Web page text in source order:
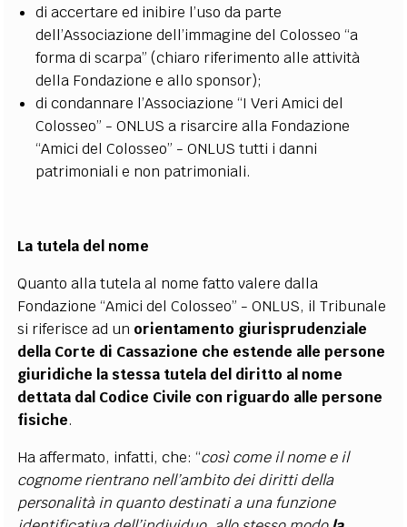
di accertare ed inibire l’uso da parte
dell’Associazione dell’immagine del Colosseo “a
forma di scarpa” (chiaro riferimento alle attività
della Fondazione e allo sponsor);
di condannare l’Associazione “I Veri Amici del
Colosseo” - ONLUS a risarcire alla Fondazione
“Amici del Colosseo” - ONLUS tutti i danni
patrimoniali e non patrimoniali.
La tutela del nome
Quanto alla tutela al nome fatto valere dalla
Fondazione “Amici del Colosseo” - ONLUS, il Tribunale
si riferisce ad un orientamento giurisprudenziale
della Corte di Cassazione che estende alle persone
giuridiche la stessa tutela del diritto al nome
dettata dal Codice Civile con riguardo alle persone
fisiche.
Ha affermato, infatti, che: “così come il nome e il
cognome rientrano nell’ambito dei diritti della
personalità in quanto destinati a una funzione